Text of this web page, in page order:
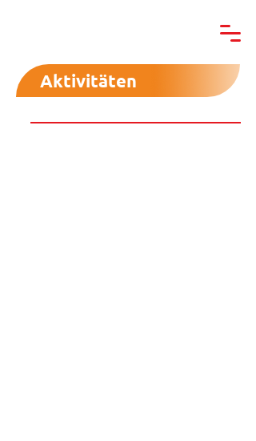
Aktivitäten